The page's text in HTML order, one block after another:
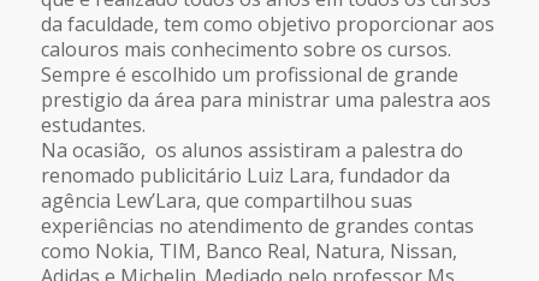
da faculdade, tem como objetivo proporcionar aos
calouros mais conhecimento sobre os cursos.
Sempre é escolhido um profissional de grande
prestigio da área para ministrar uma palestra aos
estudantes.
Na ocasião, os alunos assistiram a palestra do
renomado publicitário Luiz Lara, fundador da
agência Lew’Lara, que compartilhou suas
experiências no atendimento de grandes contas
como Nokia, TIM, Banco Real, Natura, Nissan,
Adidas e Michelin. Mediado pelo professor Ms.